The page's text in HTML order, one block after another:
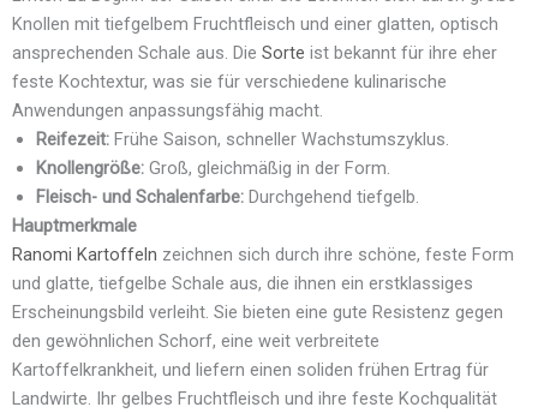
Knollen mit tiefgelbem Fruchtfleisch und einer glatten, optisch
ansprechenden Schale aus. Die Sorte ist bekannt für ihre eher
feste Kochtextur, was sie für verschiedene kulinarische
Anwendungen anpassungsfähig macht.
Reifezeit: Frühe Saison, schneller Wachstumszyklus.
Knollengröße: Groß, gleichmäßig in der Form.
Fleisch- und Schalenfarbe: Durchgehend tiefgelb.
Hauptmerkmale
Ranomi Kartoffeln zeichnen sich durch ihre schöne, feste Form
und glatte, tiefgelbe Schale aus, die ihnen ein erstklassiges
Erscheinungsbild verleiht. Sie bieten eine gute Resistenz gegen
den gewöhnlichen Schorf, eine weit verbreitete
Kartoffelkrankheit, und liefern einen soliden frühen Ertrag für
Landwirte. Ihr gelbes Fruchtfleisch und ihre feste Kochqualität